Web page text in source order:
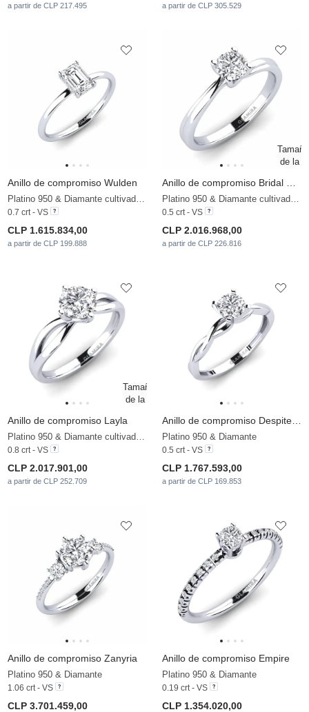
a partir de CLP 217.495 a partir de CLP 305.529
Anillo de compromiso Wulden
0.7 crt - VS
CLP 1.615.834,00
a partir de CLP 199.888
0.5 crt - VS
CLP 2.016.968,00
a partir de CLP 226.816
Anillo de compromiso Layla
0.8 crt - VS
CLP 2.017.901,00
a partir de CLP 252.709
Platino 950 & Diamante
0.5 crt - VS
CLP 1.767.593,00
a partir de CLP 169.853
Anillo de compromiso Zanyria
Platino 950 & Diamante
1.06 crt - VS
CLP 3.701.459,00
Anillo de compromiso Empire
Platino 950 & Diamante
0.19 crt - VS
CLP 1.354.020,00